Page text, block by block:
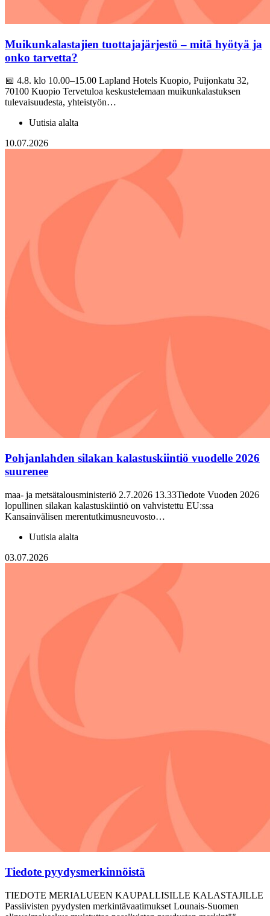
Muikunkalastajien tuottajajärjestö – mitä hyötyä ja
onko tarvetta?
📅 4.8. klo 10.00–15.00 Lapland Hotels Kuopio, Puijonkatu 32,
70100 Kuopio Tervetuloa keskustelemaan muikunkalastuksen
tulevaisuudesta, yhteistyön…
Uutisia alalta
10.07.2026
Pohjanlahden silakan kalastuskiintiö vuodelle 2026
suurenee
maa- ja metsätalousministeriö 2.7.2026 13.33Tiedote Vuoden 2026
lopullinen silakan kalastuskiintiö on vahvistettu EU:ssa
Kansainvälisen merentutkimusneuvosto…
Uutisia alalta
03.07.2026
Tiedote pyydysmerkinnöistä
TIEDOTE MERIALUEEN KAUPALLISILLE KALASTAJILLE
Passiivisten pyydysten merkintävaatimukset Lounais-Suomen